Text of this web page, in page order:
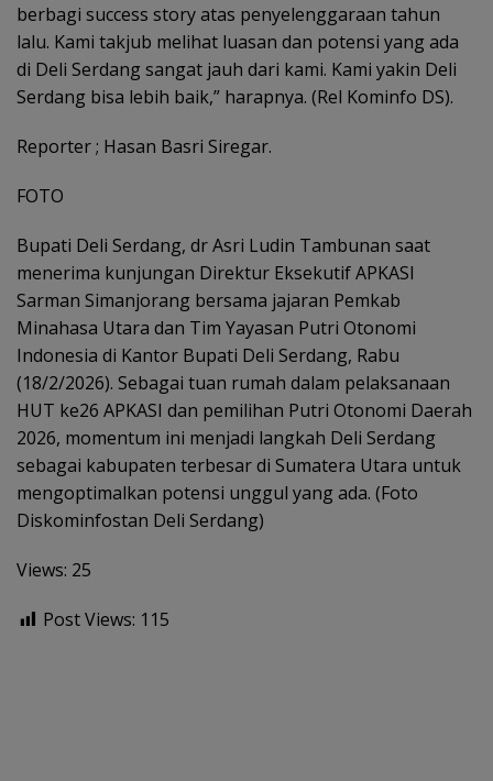
berbagi success story atas penyelenggaraan tahun
lalu. Kami takjub melihat luasan dan potensi yang ada
di Deli Serdang sangat jauh dari kami. Kami yakin Deli
Serdang bisa lebih baik,” harapnya. (Rel Kominfo DS).
Reporter ; Hasan Basri Siregar.
FOTO
Bupati Deli Serdang, dr Asri Ludin Tambunan saat
menerima kunjungan Direktur Eksekutif APKASI
Sarman Simanjorang bersama jajaran Pemkab
Minahasa Utara dan Tim Yayasan Putri Otonomi
Indonesia di Kantor Bupati Deli Serdang, Rabu
(18/2/2026). Sebagai tuan rumah dalam pelaksanaan
HUT ke26 APKASI dan pemilihan Putri Otonomi Daerah
2026, momentum ini menjadi langkah Deli Serdang
sebagai kabupaten terbesar di Sumatera Utara untuk
mengoptimalkan potensi unggul yang ada. (Foto
Diskominfostan Deli Serdang)
Views: 25
Post Views: 115